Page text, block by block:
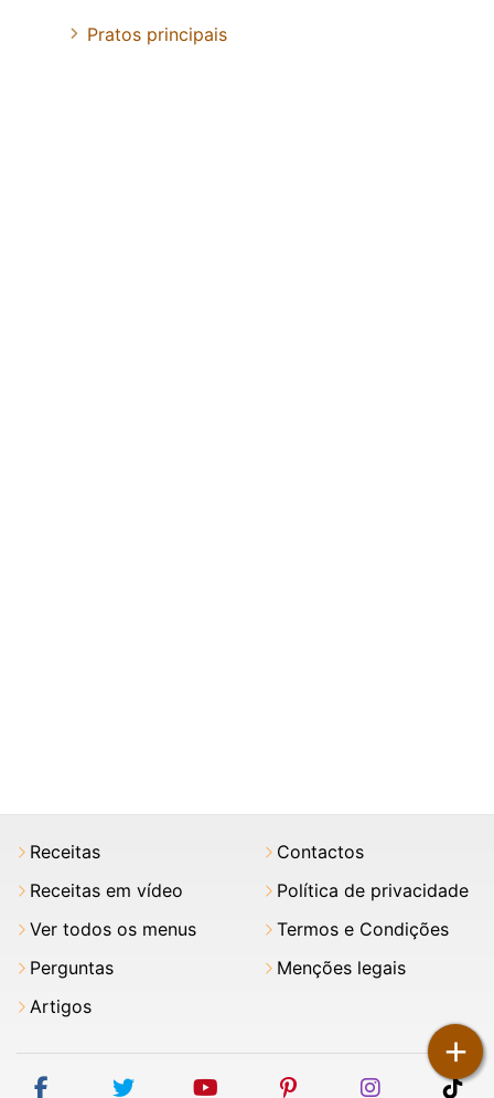
+
Pratos principais
Receitas
Receitas em vídeo
Ver todos os menus
Perguntas
Artigos
Contactos
Política de privacidade
Termos e Condições
Menções legais
facebooktwitter youtubepinterestinstagram